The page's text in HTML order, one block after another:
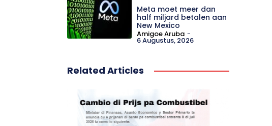
Meta moet meer dan
half miljard betalen aan
New Mexico
Amigoe Aruba -
6 Augustus, 2026
Related Articles